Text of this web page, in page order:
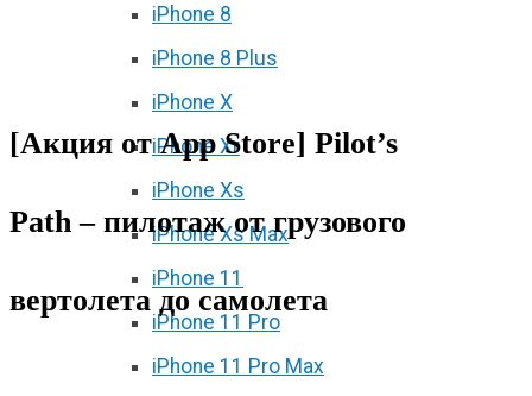
iPhone 8
iPhone 8 Plus
iPhone X
iPhone Xr
iPhone Xs
iPhone Xs Max
iPhone 11
iPhone 11 Pro
iPhone 11 Pro Max
[Акция от App Store] Pilot’s
Path – пилотаж от грузового
вертолета до самолета